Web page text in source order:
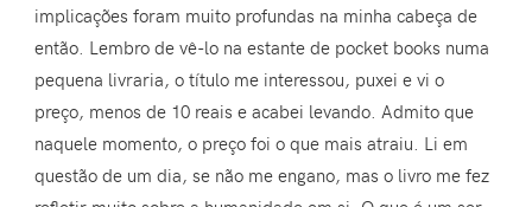
implicações foram muito profundas na minha cabeça de
então. Lembro de vê-lo na estante de pocket books numa
pequena livraria, o título me interessou, puxei e vi o
preço, menos de 10 reais e acabei levando. Admito que
naquele momento, o preço foi o que mais atraiu. Li em
questão de um dia, se não me engano, mas o livro me fez